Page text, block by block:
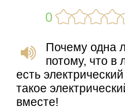
Почему одна
потому, что в
есть
такое
вместе!
0